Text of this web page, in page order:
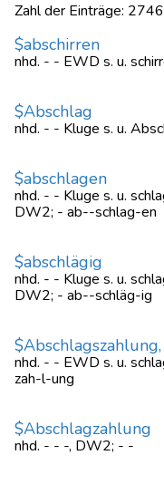
Zahl der Einträge:
$abschirren
nhd. - - EWD s. u.
$Abschlag
nhd. - - Kluge s. u.
$abschlagen
nhd. - - Kluge s. u.
DW2; - ab--schlag-en
$abschlägig
nhd. - - Kluge s. u.
DW2; - ab--schläg-ig
nhd. - - EWD s. u.
zah-l-ung
$Abschlagzahlung
nhd. - - -, DW2; - -